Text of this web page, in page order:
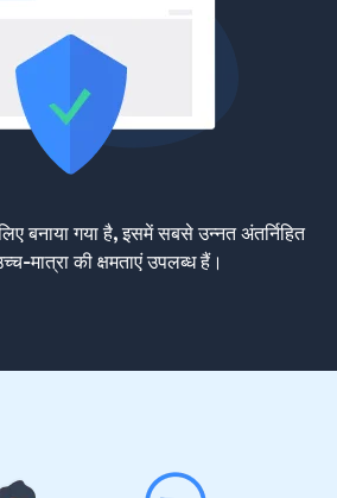
बनाया गया है, इसमें सबसे उन्नत अंतर्निहित
मात्रा की क्षमताएं उपलब्ध हैं।